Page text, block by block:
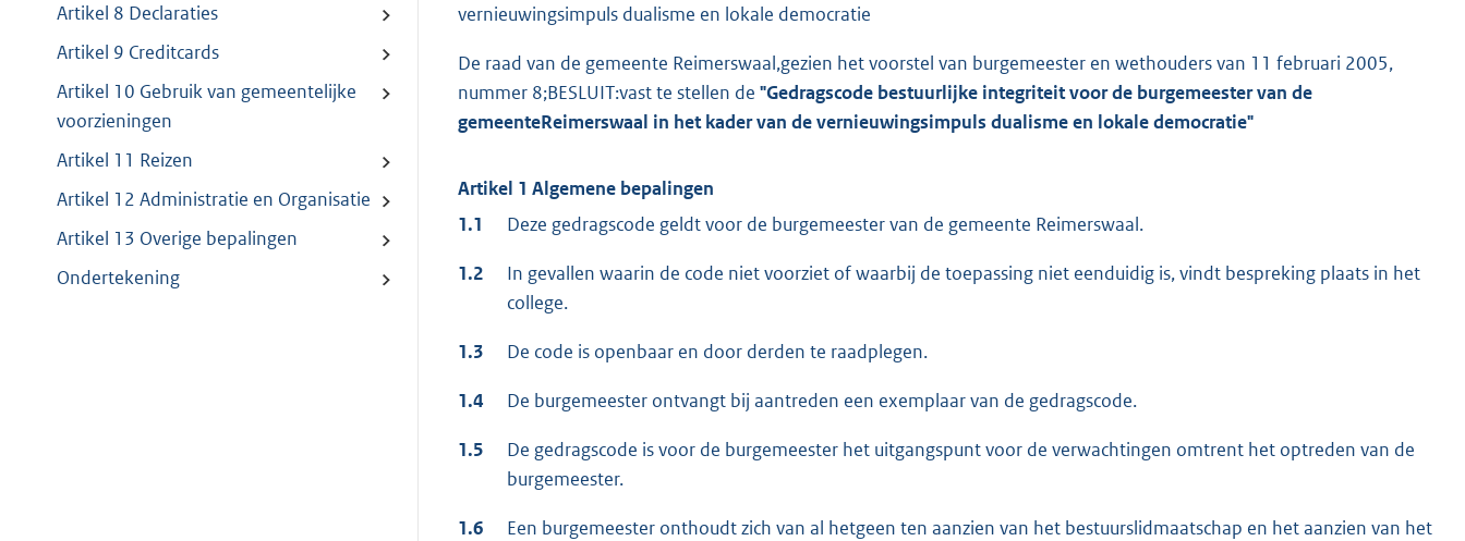
Artikel 8 Declaraties
Artikel 9 Creditcards
Artikel 10 Gebruik van gemeentelijke
voorzieningen
Artikel 11 Reizen
Artikel 12 Administratie en Organisatie
Artikel 13 Overige bepalingen
Ondertekening
vernieuwingsimpuls dualisme en lokale democratie
De raad van de gemeente Reimerswaal,gezien het voorstel van burgemeester en wethouders van 11 februari 2005,
nummer 8;BESLUIT:vast te stellen de "Gedragscode bestuurlijke integriteit voor de burgemeester van de
gemeenteReimerswaal in het kader van de vernieuwingsimpuls dualisme en lokale democratie"
Artikel 1 Algemene bepalingen
1.1
Deze gedragscode geldt voor de burgemeester van de gemeente Reimerswaal.
1.2
In gevallen waarin de code niet voorziet of waarbij de toepassing niet eenduidig is, vindt bespreking plaats in het
college.
1.3 De code is openbaar en door derden te raadplegen.
1.4 De burgemeester ontvangt bij aantreden een exemplaar van de gedragscode.
1.5
De gedragscode is voor de burgemeester het uitgangspunt voor de verwachtingen omtrent het optreden van de
burgemeester.
1.6
Een burgemeester onthoudt zich van al hetgeen ten aanzien van het bestuurslidmaatschap en het aanzien van het